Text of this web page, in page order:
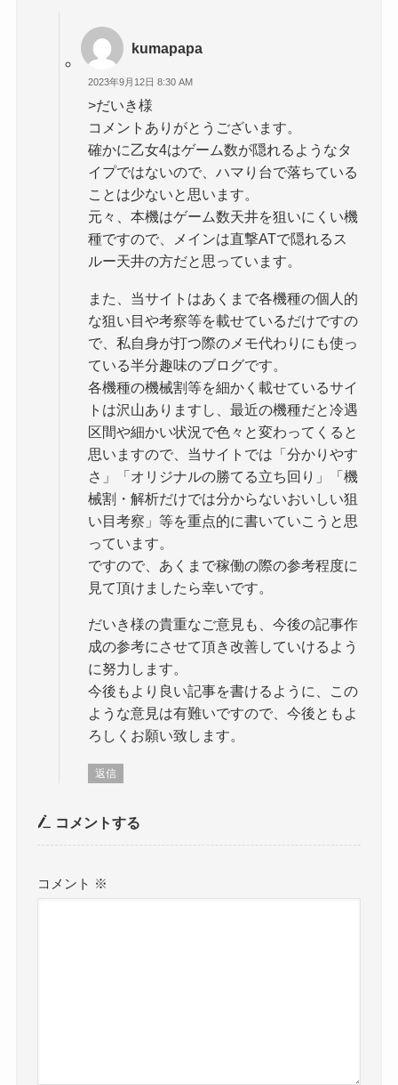
kumapapa
2023年9月12日 8:30 AM
>だいき様
コメントありがとうございます。
確かに乙女4はゲーム数が隠れるようなタ
イプではないので、ハマり台で落ちている
ことは少ないと思います。
元々、本機はゲーム数天井を狙いにくい機
種ですので、メインは直撃ATで隠れるス
ルー天井の方だと思っています。
また、当サイトはあくまで各機種の個人的
な狙い目や考察等を載せているだけですの
で、私自身が打つ際のメモ代わりにも使っ
ている半分趣味のブログです。
各機種の機械割等を細かく載せているサイ
トは沢山ありますし、最近の機種だと冷遇
区間や細かい状況で色々と変わってくると
思いますので、当サイトでは「分かりやす
さ」「オリジナルの勝てる立ち回り」「機
械割・解析だけでは分からないおいしい狙
い目考察」等を重点的に書いていこうと思
っています。
ですので、あくまで稼働の際の参考程度に
見て頂けましたら幸いです。
だいき様の貴重なご意見も、今後の記事作
成の参考にさせて頂き改善していけるよう
に努力します。
今後もより良い記事を書けるように、この
ような意見は有難いですので、今後ともよ
ろしくお願い致します。
返信
コメントする
コメント ※